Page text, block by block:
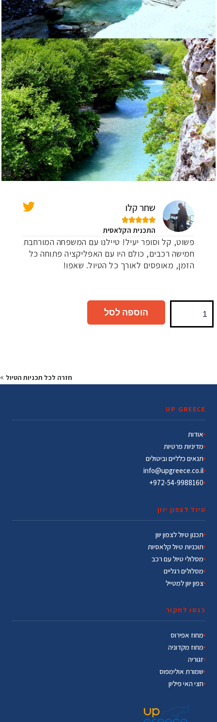
שחר קלו





התכנית הקלאסית
פשוט, קל וסופר יעיל! טיילנו עם המשפחה המורחבת
חמישה רכבים, כולם היו עם האפליקציה פתוחה כל
הזמן, מאופסים לאורך כל הטיול. שאפו!
הוספה לסל
חזרה לכל תכניות הטיול »
UP GREECE
אודות
מדיניות פרטיות
תנאים כלליים וביטולים
info@upgreece.co.il
972-54-9988160+
טיול לצפון יוון
תכנון טיול לצפון יוון
תוכניות טיול קלאסיות
מסלולי טיול עם רכב
מסלולים רגליים
צפון יוון למטייל
כנסו לחקור
מחוז אפירוס
מחוז מקדוניה
זגוריה
שמורת אולימפוס
חצי האי פיליון